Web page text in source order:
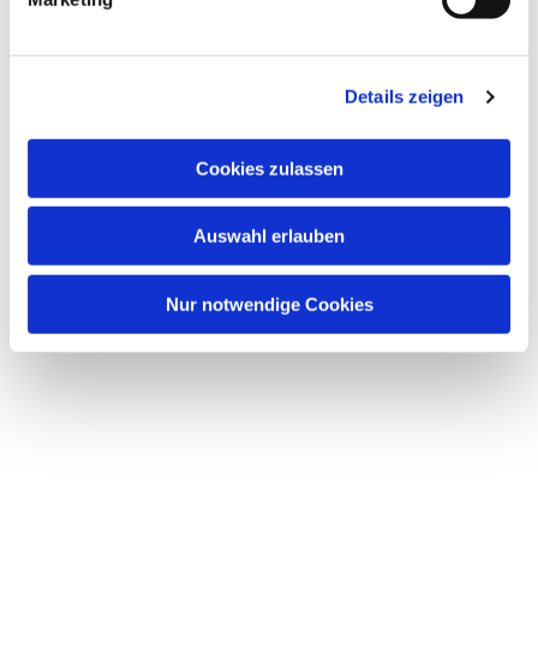
Details zeigen
Cookies zulassen
Auswahl erlauben
Nur notwendige Cookies